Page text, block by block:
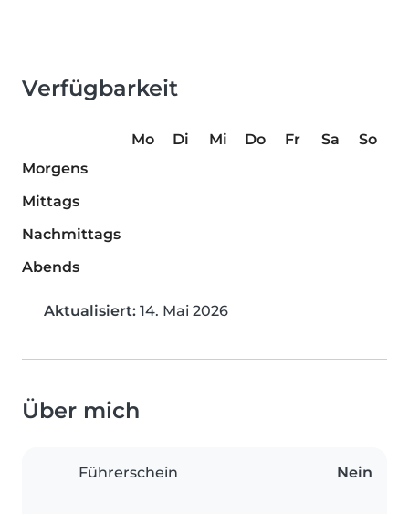
Verfügbarkeit
Mo Di Mi Do Fr Sa
So
Morgens
Mittags
Nachmittags
Abends
Aktualisiert: 14. Mai 2026
Über mich
Führerschein Nein